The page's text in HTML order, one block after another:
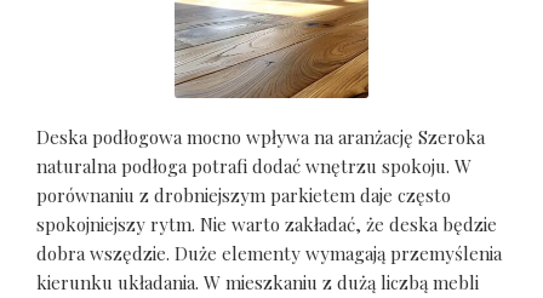
Deska podłogowa mocno wpływa na aranżację Szeroka
naturalna podłoga potrafi dodać wnętrzu spokoju. W
porównaniu z drobniejszym parkietem daje często
spokojniejszy rytm. Nie warto zakładać, że deska będzie
dobra wszędzie. Duże elementy wymagają przemyślenia
kierunku układania. W mieszkaniu z dużą liczbą mebli